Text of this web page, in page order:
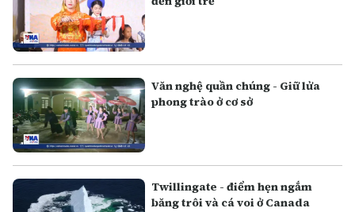
Văn nghệ quần chúng - Giữ lửa
phong trào ở cơ sở
Twillingate - điểm hẹn ngắm
băng trôi và cá voi ở Canada